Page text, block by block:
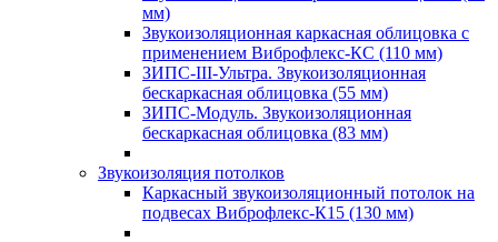
мм)
Звукоизоляционная каркасная облицовка с
применением Виброфлекс-КС (110 мм)
ЗИПС-III-Ультра. Звукоизоляционная
бескаркасная облицовка (55 мм)
ЗИПС-Модуль. Звукоизоляционная
бескаркасная облицовка (83 мм)
Звукоизоляция потолков
Каркасный звукоизоляционный потолок на
подвесах Виброфлекс-К15 (130 мм)